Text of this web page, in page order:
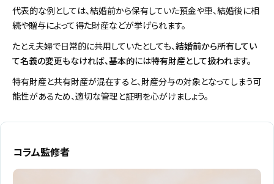
代表的な例としては、結婚前から保有していた預金や車、結婚後に相
続や贈与によって得た財産などが挙げられます。
たとえ夫婦で日常的に共用していたとしても、結婚前から所有してい
て名義の変更もなければ、基本的には特有財産として扱われます。
特有財産と共有財産が混在すると、財産分与の対象となってしまう可
能性があるため、適切な管理と証明を心がけましょう。
コラム監修者